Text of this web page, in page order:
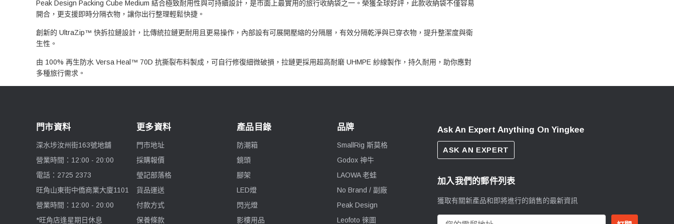
Peak Design Packing Cube Medium 結合極致耐用性與可持續設計，是市面上最實用的旅行收納袋之一。榮獲全球好評，此款收納袋不僅容易
開合，更支援即時分隔衣物，讓你出行整理輕鬆快捷。
創新的 UltraZip™ 快拆拉鏈設計，比傳統拉鏈更耐用且更易操作，內部設有可展開壓縮的分隔層，有效分隔乾淨與已穿衣物，提升整潔度與衛
生性。
由 100% 再生防水 Versa Heal™ 70D 抗撕裂布料製成，可自行修復細微破損，拉鏈更採用超高耐磨 UHMPE 紗線製作，持久耐用，助你應對
多種旅行需求。
門市資料
深水埗汝州街163號地舖
營業時間：12:00 - 20:00
電話：2725 2373
旺角山東街中僑商業大廈1101
營業時間：12:00 - 20:00
*旺角店逢星期日休息
更多資料
門市地址
採購報價
瑩記部落格
貨品運送
付款方式
保養條款
產品目錄
防潮箱
鏡頭
腳架
LED燈
閃光燈
影樓用品
品牌
SmallRig 斯莫格
Godox 神牛
LAOWA 老蛙
No Brand / 副廠
Peak Design
Leofoto 徠圖
Ask An Expert Anything On Yingkee
ASK AN EXPERT
加入我們的郵件列表
獲取有關新產品和即將進行的銷售的最新資訊